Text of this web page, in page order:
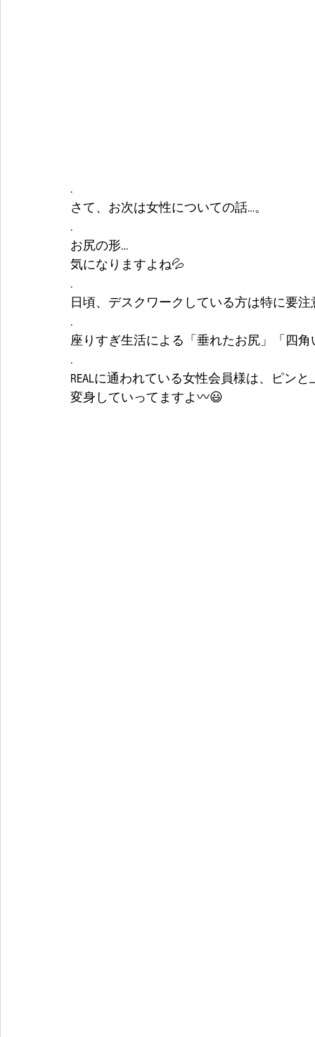
.
さて、お次は女性についての話…。
.
お尻の形…
気になりますよね💦
.
日頃、デスクワークしている方は特に要注
.
座りすぎ生活による「垂れたお尻」「四
.
REALに通われている女性会員様は、ピン
変身していってますよ〰️😃